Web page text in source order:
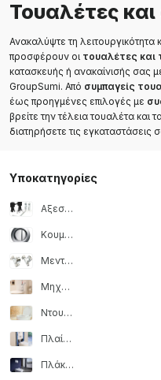
Τουαλέτες
Ανακαλύψτε τη
προσφέρουν οι τουαλέτες και
κατασκευής ή ανακαίνισής σας
GroupSumi. Από συμπαγείς
έως προηγμένες επιλογές με
βρείτε την τέλεια τουαλέτα και
διατηρήσετε τις εγκαταστάσεις
Υποκατηγορίες
Αξεσουάρ για τουαλέτες
Κουμπί καζανάκι
Μεντεσέδες καπάκι WC
Μηχανισμός καζανάκι
Ντους τουαλέτας
Πλαίσιο για εντοιχισμένα υδραυλικά
Πλάκα ενεργοποίησης